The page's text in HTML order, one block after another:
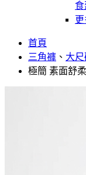
首頁
三角褲 、 大
極簡 素面舒